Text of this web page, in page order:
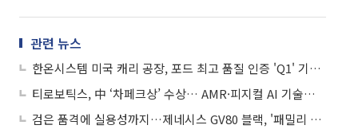
관련 뉴스
한온시스템 미국 캐리 공장, 포드 최고 품질 인증 'Q1' 기념식 개최
티로보틱스, 中 ‘차페크상’ 수상… AMR·피지컬 AI 기술력 입증
검은 품격에 실용성까지…제네시스 GV80 블랙, '패밀리 럭셔리 SUV'의 정석